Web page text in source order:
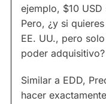
ejemplo, $10
Pero, ¿y si
EE. UU., pero
poder adquisitivo?
Similar a EDD,
hacer